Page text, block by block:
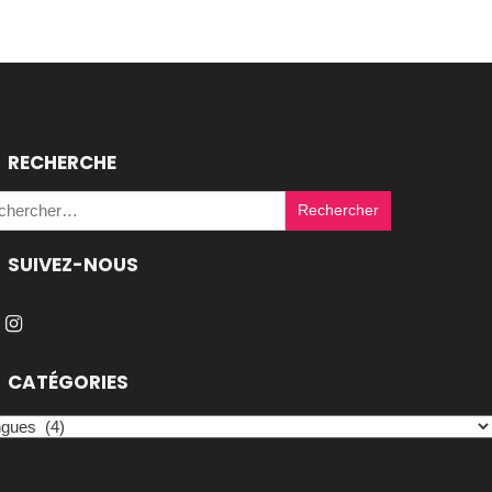
RECHERCHE
Rechercher :
SUIVEZ-NOUS
CATÉGORIES